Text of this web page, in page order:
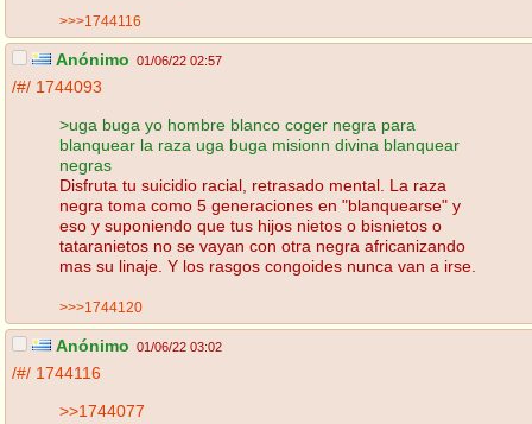
>>>1744116
Anónimo 01/06/22 02:57
/#/ 1744093
>uga buga yo hombre blanco coger negra para
blanquear la raza uga buga misionn divina blanquear
negras
Disfruta tu suicidio racial, retrasado mental. La raza
negra toma como 5 generaciones en "blanquearse" y
eso y suponiendo que tus hijos nietos o bisnietos o
tataranietos no se vayan con otra negra africanizando
mas su linaje. Y los rasgos congoides nunca van a irse.
>>>1744120
Anónimo 01/06/22 03:02
/#/ 1744116
>>1744077